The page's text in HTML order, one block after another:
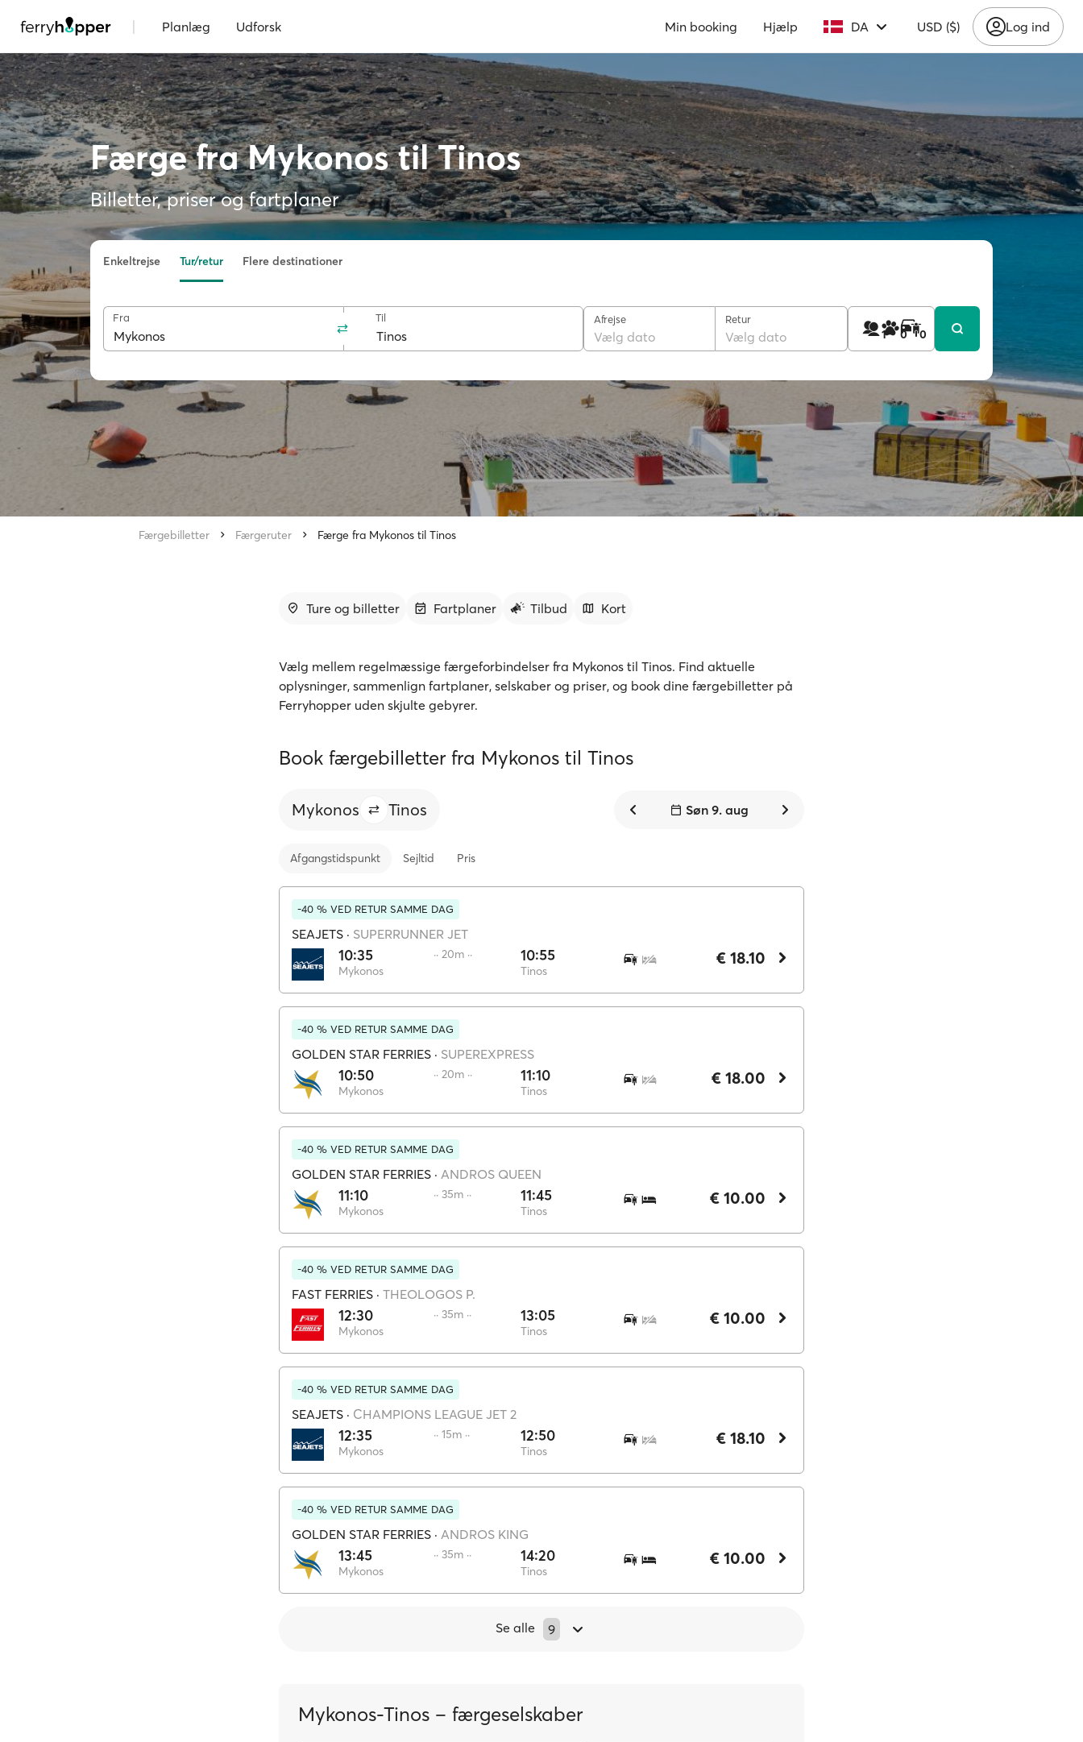
| Planlæg Udforsk Min booking Hjælp DA USD ($) Log ind
Færge fra Mykonos til Tinos
Billetter, priser og fartplaner
Enkeltrejse Tur/retur Flere destinationer
Fra Til Afrejse
Vælg dato
Retur
Vælg dato 1 0 0
Færgebilletter Færgeruter Færge fra Mykonos til Tinos
Ture og billetter Fartplaner Tilbud Kort
Vælg mellem regelmæssige færgeforbindelser fra Mykonos til Tinos. Find aktuelle
oplysninger, sammenlign fartplaner, selskaber og priser, og book dine færgebilletter på
Ferryhopper uden skjulte gebyrer.
Book færgebilletter fra Mykonos til Tinos
Mykonos Tinos Søn 9. aug
Afgangstidspunkt Sejltid Pris
-40 % VED RETUR SAMME DAG
SEAJETS · SUPERRUNNER JET
10:35
Mykonos
·· 20m ·· 10:55
Tinos
€ 18.10
-40 % VED RETUR SAMME DAG
GOLDEN STAR FERRIES · SUPEREXPRESS
10:50
Mykonos
·· 20m ·· 11:10
Tinos
€ 18.00
-40 % VED RETUR SAMME DAG
GOLDEN STAR FERRIES · ANDROS QUEEN
11:10
Mykonos
·· 35m ·· 11:45
Tinos
€ 10.00
-40 % VED RETUR SAMME DAG
FAST FERRIES · THEOLOGOS P.
12:30
Mykonos
·· 35m ·· 13:05
Tinos
€ 10.00
-40 % VED RETUR SAMME DAG
SEAJETS · CHAMPIONS LEAGUE JET 2
12:35
Mykonos
·· 15m ·· 12:50
Tinos
€ 18.10
-40 % VED RETUR SAMME DAG
GOLDEN STAR FERRIES · ANDROS KING
13:45
Mykonos
·· 35m ·· 14:20
Tinos
€ 10.00
Se alle 9
Mykonos-Tinos – færgeselskaber